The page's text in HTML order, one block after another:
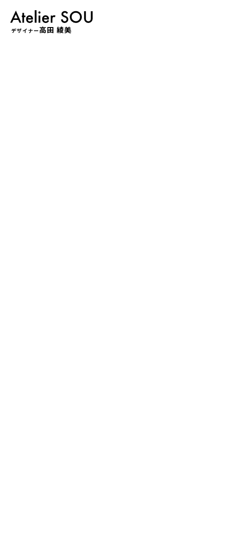
デザイナー高田 綾美